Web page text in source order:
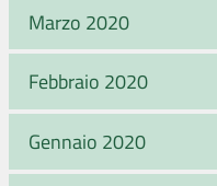
Marzo 2020
Febbraio 2020
Gennaio 2020